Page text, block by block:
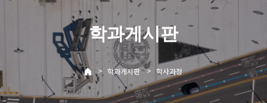
학과게시판
> 학과게시판 > 학사과정